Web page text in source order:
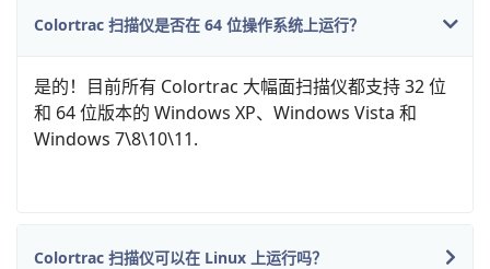
Colortrac 扫描仪是否在 64 位操作系统上运行？
是的！目前所有 Colortrac 大幅面扫描仪都支持 32 位
和 64 位版本的 Windows XP、Windows Vista 和
Windows 7\8\10\11.
Colortrac 扫描仪可以在 Linux 上运行吗？